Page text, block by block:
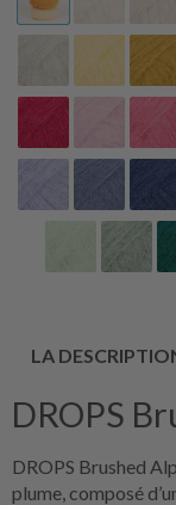
LA
DROPS
DROPS Brushed
plume, composé